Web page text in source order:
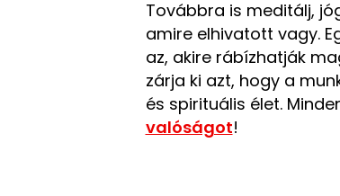
Továbbra is meditálj,
amire elhivatott vagy.
az, akire rábízhatják
zárja ki azt, hogy a
és spirituális élet.
valóságot!